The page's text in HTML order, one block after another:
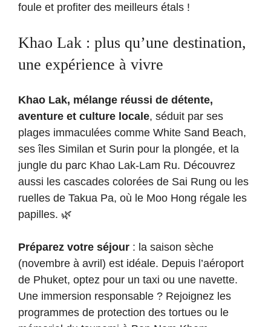
foule et profiter des meilleurs étals !
Khao Lak : plus qu’une destination,
une expérience à vivre
Khao Lak, mélange réussi de détente,
aventure et culture locale, séduit par ses
plages immaculées comme White Sand Beach,
ses îles Similan et Surin pour la plongée, et la
jungle du parc Khao Lak-Lam Ru. Découvrez
aussi les cascades colorées de Sai Rung ou les
ruelles de Takua Pa, où le Moo Hong régale les
papilles. 🌿
Préparez votre séjour : la saison sèche
(novembre à avril) est idéale. Depuis l’aéroport
de Phuket, optez pour un taxi ou une navette.
Une immersion responsable ? Rejoignez les
programmes de protection des tortues ou le